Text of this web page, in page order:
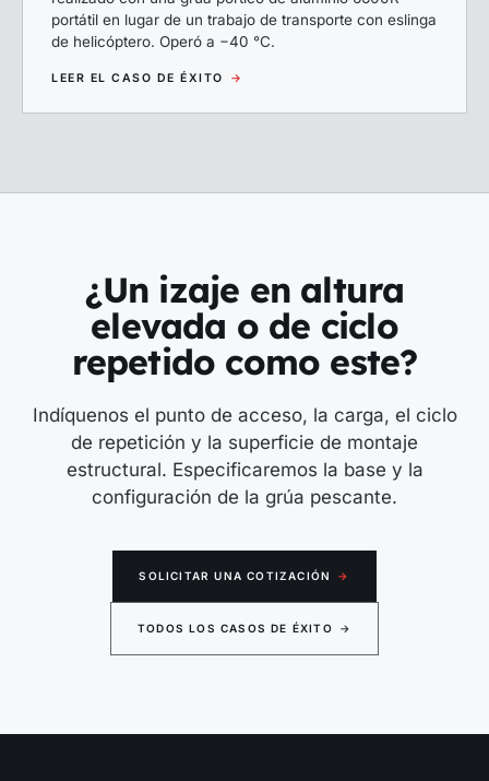
portátil en lugar de un trabajo de transporte con eslinga
de helicóptero. Operó a −40 °C.
LEER EL CASO DE ÉXITO →
¿Un izaje en altura
elevada o de ciclo
repetido como este?
Indíquenos el punto de acceso, la carga, el ciclo
de repetición y la superficie de montaje
estructural. Especificaremos la base y la
configuración de la grúa pescante.
SOLICITAR UNA COTIZACIÓN →
TODOS LOS CASOS DE ÉXITO →